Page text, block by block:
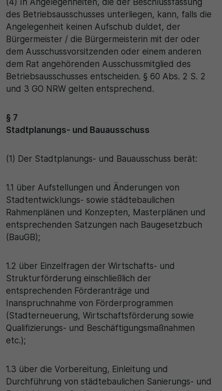
(4) In Angelegenheiten, die der Beschlussfassung
des Betriebsausschusses unterliegen, kann, falls die
Angelegenheit keinen Aufschub duldet, der
Bürgermeister / die Bürgermeisterin mit der oder
dem Ausschussvorsitzenden oder einem anderen
dem Rat angehörenden Ausschussmitglied des
Betriebsausschusses entscheiden. § 60 Abs. 2 S. 2
und 3 GO NRW gelten entsprechend.
§ 7
Stadtplanungs- und Bauausschuss
(1) Der Stadtplanungs- und Bauausschuss berät:
1.1 über Aufstellungen und Änderungen von
Stadtentwicklungs- sowie städtebaulichen
Rahmenplänen und Konzepten, Masterplänen und
entsprechenden Satzungen nach Baugesetzbuch
(BauGB);
1.2 über Einzelfragen der Wirtschafts- und
Strukturförderung einschließlich der
entsprechenden Förderanträge und
Inanspruchnahme von Förderprogrammen
(Stadterneuerung, Wirtschaftsförderung sowie
Qualifizierungs- und Beschäftigungsmaßnahmen
etc.);
1.3 über die Vorbereitung, Einleitung und
Durchführung von städtebaulichen Sanierungs- und